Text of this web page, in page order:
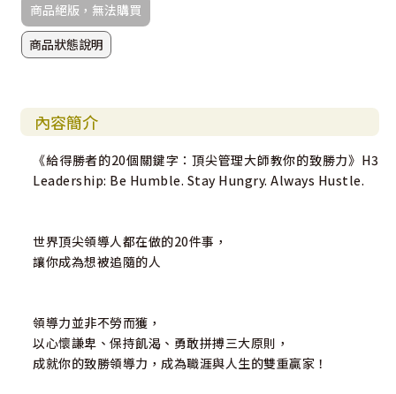
商品絕版，無法購買
商品狀態說明
內容簡介
《給得勝者的20個關鍵字：頂尖管理大師教你的致勝力》H3
Leadership: Be Humble. Stay Hungry. Always Hustle.
世界頂尖領導人都在做的20件事，
讓你成為想被追隨的人
領導力並非不勞而獲，
以心懷謙卑、保持飢渴、勇敢拼搏三大原則，
成就你的致勝領導力，成為職涯與人生的雙重贏家！